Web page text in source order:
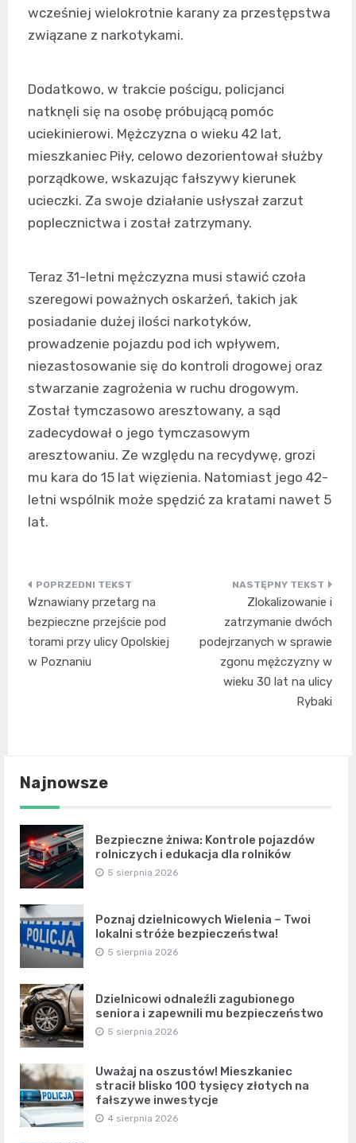
wcześniej wielokrotnie karany za przestępstwa
związane z narkotykami.
Dodatkowo, w trakcie pościgu, policjanci
natknęli się na osobę próbującą pomóc
uciekinierowi. Mężczyzna o wieku 42 lat,
mieszkaniec Piły, celowo dezorientował służby
porządkowe, wskazując fałszywy kierunek
ucieczki. Za swoje działanie usłyszał zarzut
poplecznictwa i został zatrzymany.
Teraz 31-letni mężczyzna musi stawić czoła
szeregowi poważnych oskarżeń, takich jak
posiadanie dużej ilości narkotyków,
prowadzenie pojazdu pod ich wpływem,
niezastosowanie się do kontroli drogowej oraz
stwarzanie zagrożenia w ruchu drogowym.
Został tymczasowo aresztowany, a sąd
zadecydował o jego tymczasowym
aresztowaniu. Ze względu na recydywę, grozi
mu kara do 15 lat więzienia. Natomiast jego 42-
letni wspólnik może spędzić za kratami nawet 5
lat.
Nawigacja
wpisu
Wznawiany przetarg na
bezpieczne przejście pod
torami przy ulicy Opolskiej
w Poznaniu
Zlokalizowanie i
zatrzymanie dwóch
podejrzanych w sprawie
zgonu mężczyzny w
wieku 30 lat na ulicy
Rybaki
Najnowsze
Bezpieczne żniwa: Kontrole pojazdów
rolniczych i edukacja dla rolników
5 sierpnia 2026
Poznaj dzielnicowych Wielenia – Twoi
lokalni stróże bezpieczeństwa!
5 sierpnia 2026
Dzielnicowi odnaleźli zagubionego
seniora i zapewnili mu bezpieczeństwo
5 sierpnia 2026
Uważaj na oszustów! Mieszkaniec
stracił blisko 100 tysięcy złotych na
fałszywe inwestycje
4 sierpnia 2026